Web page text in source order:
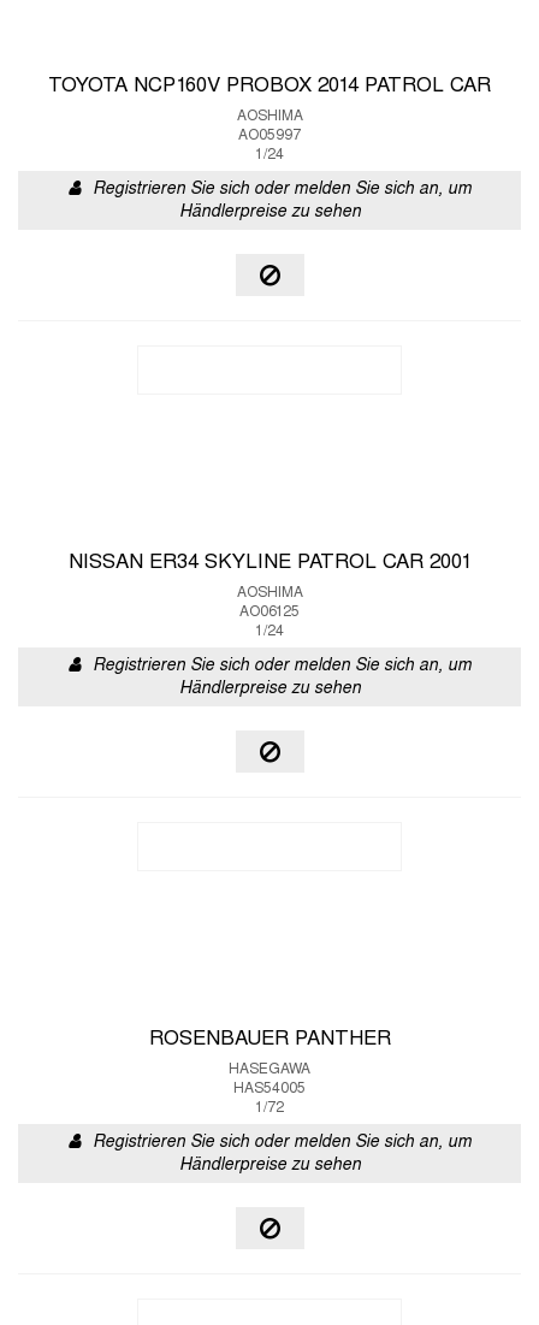
TOYOTA NCP160V PROBOX 2014 PATROL CAR
AOSHIMA
AO05997
1/24
Registrieren Sie sich oder melden Sie sich an, um
Händlerpreise zu sehen
NISSAN ER34 SKYLINE PATROL CAR 2001
AOSHIMA
AO06125
1/24
Registrieren Sie sich oder melden Sie sich an, um
Händlerpreise zu sehen
ROSENBAUER PANTHER
HASEGAWA
HAS54005
1/72
Registrieren Sie sich oder melden Sie sich an, um
Händlerpreise zu sehen